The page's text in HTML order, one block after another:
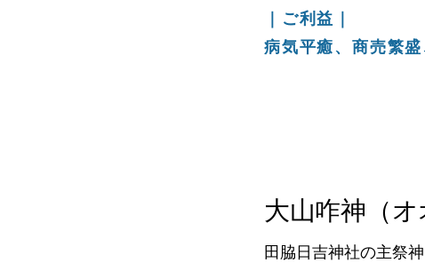
｜ご利益｜
病気平癒、商売繁
大山咋神（オ
田脇日吉神社の主祭